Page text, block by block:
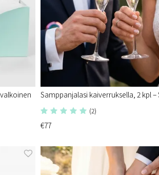
Samppanjalasi kaiverruksella, 2 kpl –
(2)
€77